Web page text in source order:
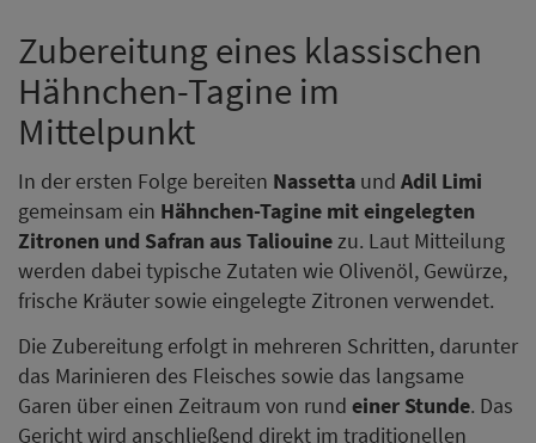
Zubereitung eines klassischen
Hähnchen-Tagine im
Mittelpunkt
In der ersten Folge bereiten Nassetta und Adil Limi
gemeinsam ein Hähnchen-Tagine mit eingelegten
Zitronen und Safran aus Taliouinezu. Laut Mitteilung
werden dabei typische Zutaten wie Olivenöl, Gewürze,
frische Kräuter sowie eingelegte Zitronen verwendet.
Die Zubereitung erfolgt in mehreren Schritten, darunter
das Marinieren des Fleisches sowie das langsame
Garen über einen Zeitraum von rund einer Stunde. Das
Gericht wird anschließend direkt im traditionellen